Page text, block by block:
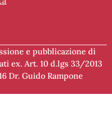
ex. Art. 10 d.lgs 33/2013
Dr. Guido Rampone